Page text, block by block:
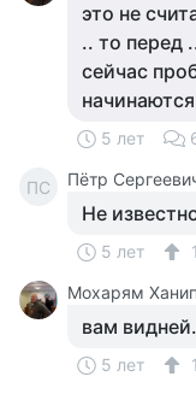
это не
.. то перед
сейчас
5 лет
ПС Пётр
Не
5 лет
1
Мохарям
вам
5 лет 1